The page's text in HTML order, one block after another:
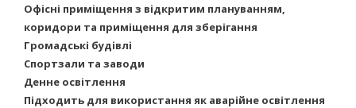
Офісні приміщення з відкритим плануванням,
коридори та приміщення для зберігання
Громадські будівлі
Спортзали та заводи
Денне освітлення
Підходить для використання як аварійне освітлення